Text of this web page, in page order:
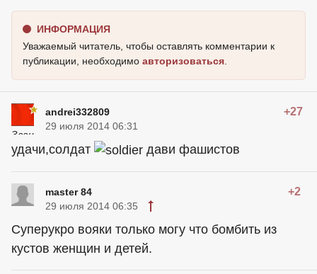
ИНФОРМАЦИЯ
Уважаемый читатель, чтобы оставлять комментарии к
публикации, необходимо авторизоваться
andrei332809 +27
29 июля 2014 06:31
удачи,солдат дави фашистов
master 84 +2
29 июля 2014 06:35
Суперукро вояки только могу что бомбить из
кустов женщин и детей.